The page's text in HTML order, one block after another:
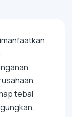
tebal